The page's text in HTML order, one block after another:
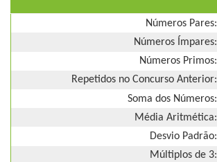
Números Pares:
Números Ímpares:
Números Primos:
Repetidos no Concurso Anterior:
Soma dos Números:
Média Aritmética:
Desvio Padrão:
Múltiplos de 3: